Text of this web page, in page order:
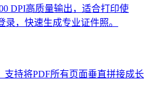
DPI高质量输出，适合打印使
，快速生成专业证件照。
支持将PDF所有页面垂直拼接成长